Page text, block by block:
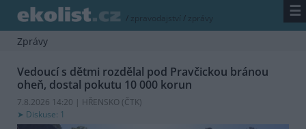
/ zpravodajství / zprávy ☰
Zprávy
Vedoucí s dětmi rozdělal pod Pravčickou bránou
oheň, dostal pokutu 10 000 korun
7.8.2026 14:20 | HŘENSKO (ČTK)
Diskuse: 1